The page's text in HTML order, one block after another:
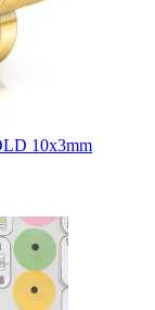
10x3mm